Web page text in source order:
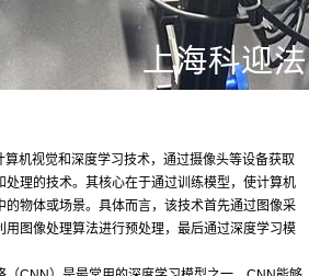
机视觉和深度学习技术，通过摄像头等设备获取
处理的技术。其核心在于通过训练模型，使计算机
的物体或场景。具体而言，该技术首先通过图像采
用图像处理算法进行预处理，最后通过深度学习模